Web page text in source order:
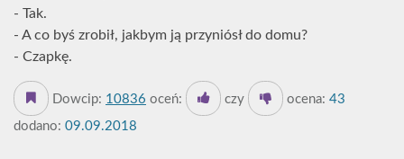
- Tak.
- A co byś zrobił, jakbym ją przyniósł do domu?
- Czapkę.
Dowcip: 10836 oceń: czy ocena: 43
dodano: 09.09.2018